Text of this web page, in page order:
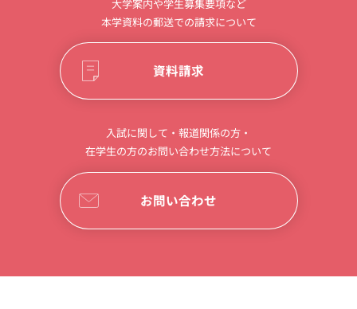
大学案内や学生募集要項など
本学資料の郵送での請求について
資料請求
入試に関して・報道関係の方・
在学生の方のお問い合わせ方法について
お問い合わせ